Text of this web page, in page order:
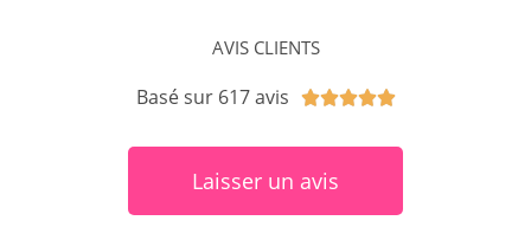
AVIS CLIENTS
Basé sur 617 avis 
Laisser un avis